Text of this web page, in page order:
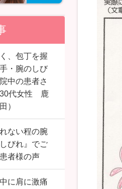
、包丁を握
・腕のしび
中の患者さ
30代女性 鹿
）
れない程の腕
びれ』でご
者様の声
に肩に激痛